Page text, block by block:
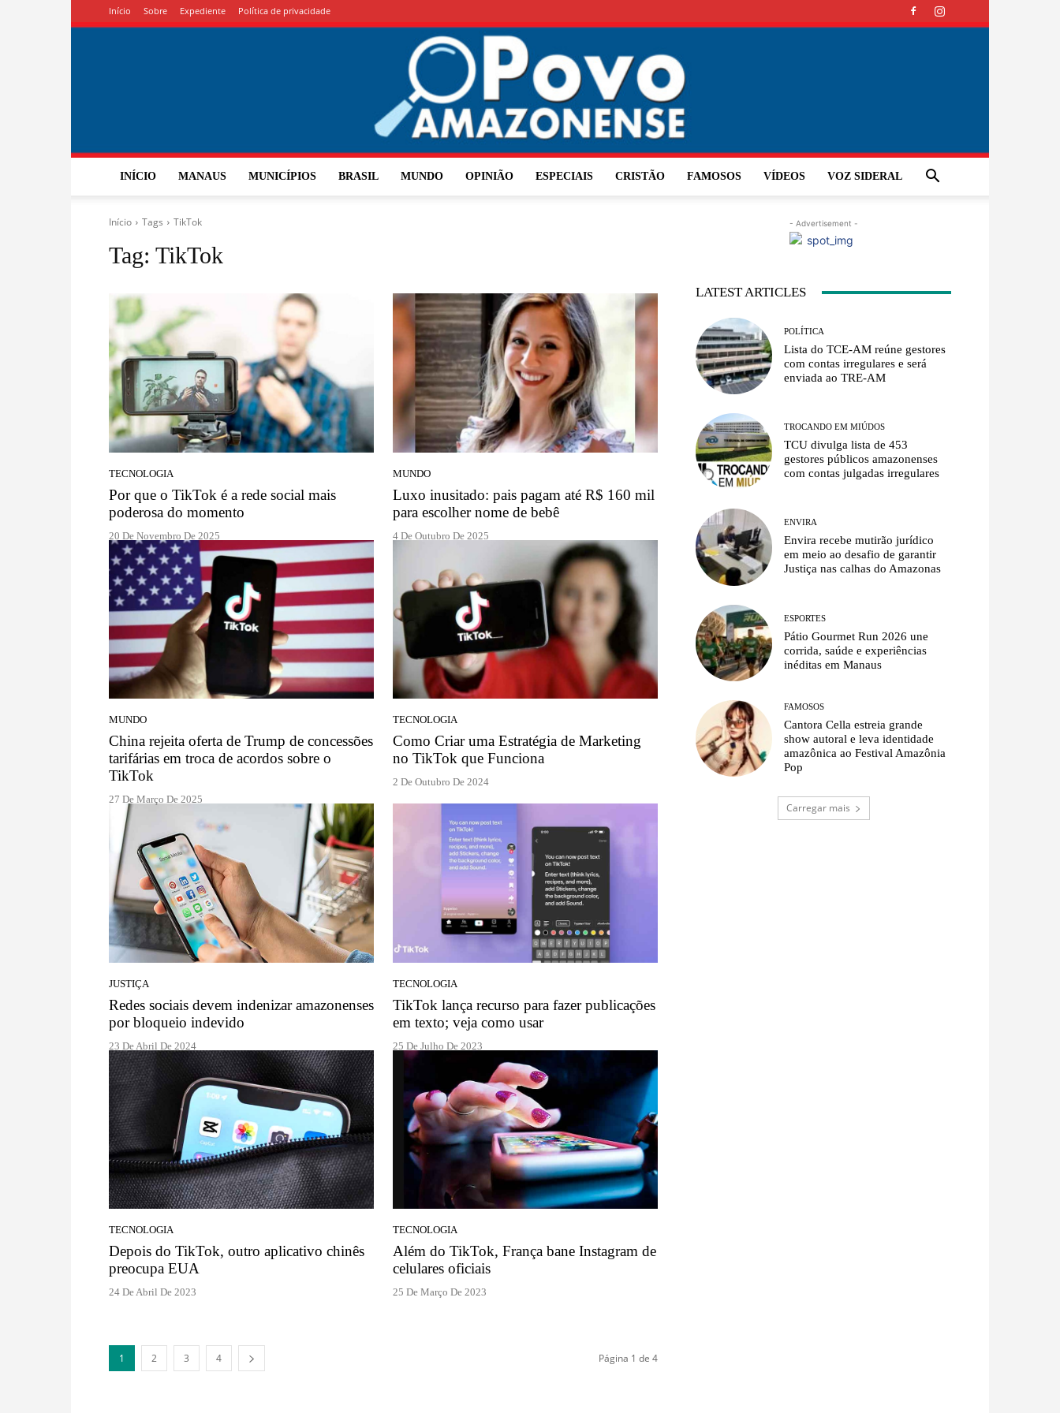
Início Sobre Expediente Política de privacidade
Povo
Amazonense
INÍCIO MANAUS MUNICÍPIOS BRASIL MUNDO OPINIÃO ESPECIAIS CRISTÃO FAMOSOS VÍDEOS VOZ SIDERAL
Início Tags TikTok
Tag: TikTok
TECNOLOGIA
Por que o TikTok é a rede social mais
poderosa do momento
20 De Novembro De 2025
MUNDO
Luxo inusitado: pais pagam até R$ 160 mil
para escolher nome de bebê
4 De Outubro De 2025
MUNDO
China rejeita oferta de Trump de concessões
tarifárias em troca de acordos sobre o
TikTok
27 De Março De 2025
TECNOLOGIA
Como Criar uma Estratégia de Marketing
no TikTok que Funciona
2 De Outubro De 2024
JUSTIÇA
Redes sociais devem indenizar amazonenses
por bloqueio indevido
23 De Abril De 2024
TECNOLOGIA
TikTok lança recurso para fazer publicações
em texto; veja como usar
25 De Julho De 2023
TECNOLOGIA
Depois do TikTok, outro aplicativo chinês
preocupa EUA
24 De Abril De 2023
TECNOLOGIA
Além do TikTok, França bane Instagram de
celulares oficiais
25 De Março De 2023
1 2 3 4 Página 1 de 4
- Advertisement -
LATEST ARTICLES
POLÍTICA
Lista do TCE-AM reúne gestores
com contas irregulares e será
enviada ao TRE-AM
TROCANDO EM MIÚDOS
TCU divulga lista de 453
gestores públicos amazonenses
com contas julgadas irregulares
ENVIRA
Envira recebe mutirão jurídico
em meio ao desafio de garantir
Justiça nas calhas do Amazonas
ESPORTES
Pátio Gourmet Run 2026 une
corrida, saúde e experiências
inéditas em Manaus
FAMOSOS
Cantora Cella estreia grande
show autoral e leva identidade
amazônica ao Festival Amazônia
Pop
Carregar mais